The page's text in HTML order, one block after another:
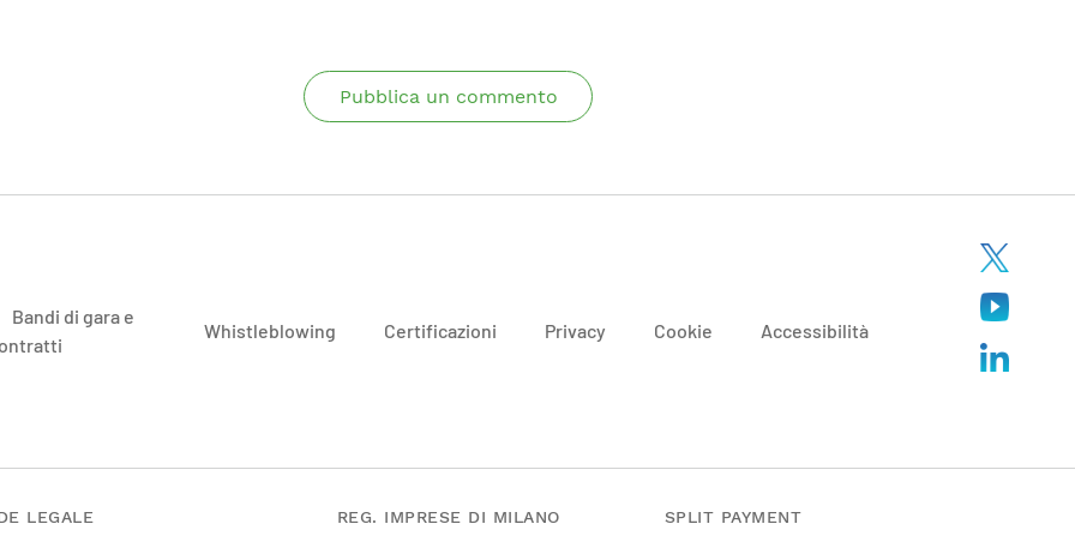
Pubblica un commento
Bandi di gara e
Whistleblowing Certificazioni Privacy Cookie Accessibilità
LEGALE REG. IMPRESE DI MILANO SPLIT PAYMENT